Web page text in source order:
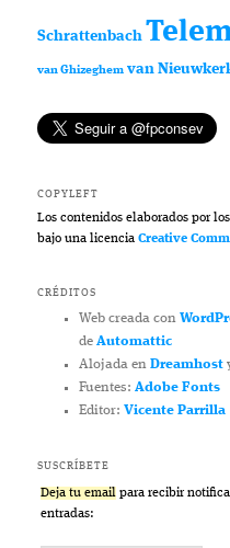
Schrattenbach
van Ghizeghem van
COPYLEFT
Los contenidos elaborados por
bajo una licenciaCreative
CRÉDITOS
Web creada con
de Automattic
Alojada en Dreamhost
Fuentes: Adobe Fonts
Editor: Vicente Parrilla
SUSCRÍBETE
Deja tu email para recibir
entradas: